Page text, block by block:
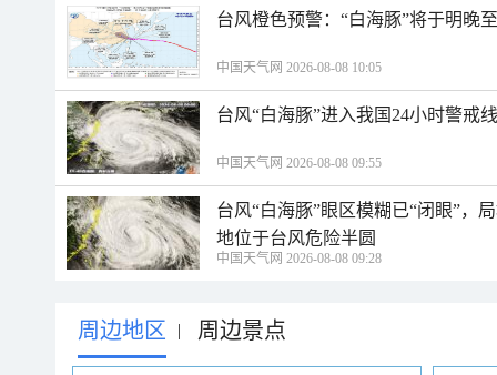
台风橙色预警：“白海豚”将于明晚
中国天气网 2026-08-08 10:05
台风“白海豚”进入我国24小时警戒
中国天气网 2026-08-08 09:55
台风“白海豚”眼区模糊已“闭眼”，
地位于台风危险半圆
中国天气网 2026-08-08 09:28
周边地区 | 周边景点